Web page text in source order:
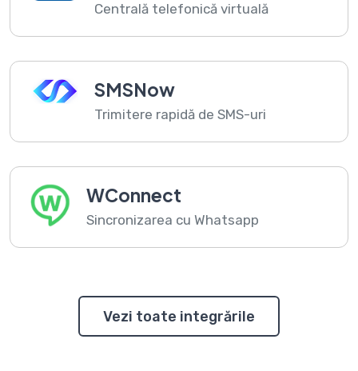
Centrală telefonică virtuală
SMSNow
Trimitere rapidă de SMS-uri
WConnect
Sincronizarea cu Whatsapp
Vezi toate integrările